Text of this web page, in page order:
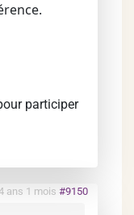
participer
ans 1 mois #9150